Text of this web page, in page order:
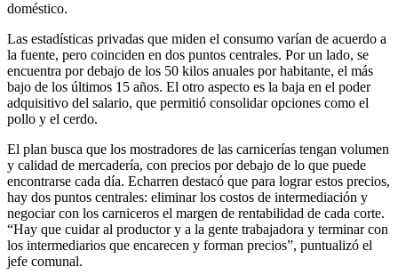
doméstico.
Las estadísticas privadas que miden el consumo varían de acuerdo a
la fuente, pero coinciden en dos puntos centrales. Por un lado, se
encuentra por debajo de los 50 kilos anuales por habitante, el más
bajo de los últimos 15 años. El otro aspecto es la baja en el poder
adquisitivo del salario, que permitió consolidar opciones como el
pollo y el cerdo.
El plan busca que los mostradores de las carnicerías tengan volumen
y calidad de mercadería, con precios por debajo de lo que puede
encontrarse cada día. Echarren destacó que para lograr estos precios,
hay dos puntos centrales: eliminar los costos de intermediación y
negociar con los carniceros el margen de rentabilidad de cada corte.
“Hay que cuidar al productor y a la gente trabajadora y terminar con
los intermediarios que encarecen y forman precios”, puntualizó el
jefe comunal.